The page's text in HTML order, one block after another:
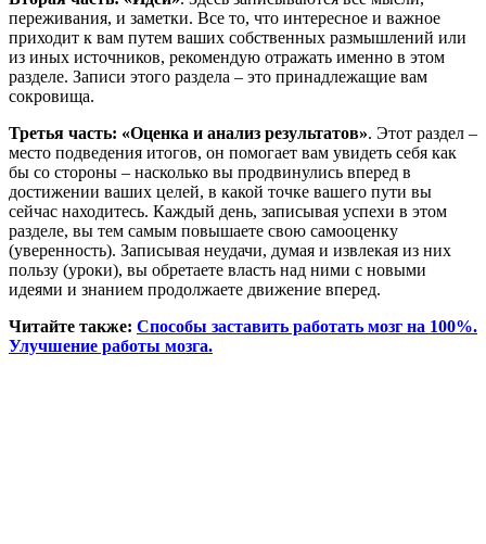
переживания, и заметки. Все то, что интересное и важное
приходит к вам путем ваших собственных размышлений или
из иных источников, рекомендую отражать именно в этом
разделе. Записи этого раздела – это принадлежащие вам
сокровища.
Третья часть: «Оценка и анализ результатов». Этот раздел –
место подведения итогов, он помогает вам увидеть себя как
бы со стороны – насколько вы продвинулись вперед в
достижении ваших целей, в какой точке вашего пути вы
сейчас находитесь. Каждый день, записывая успехи в этом
разделе, вы тем самым повышаете свою самооценку
(уверенность). Записывая неудачи, думая и извлекая из них
пользу (уроки), вы обретаете власть над ними с новыми
идеями и знанием продолжаете движение вперед.
Читайте также: Способы заставить работать мозг на 100%.
Улучшение работы мозга.